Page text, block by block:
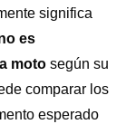
significa
es
moto según su
comparar los
esperado